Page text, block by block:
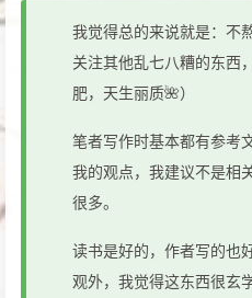
我觉得总的来说就是：不
关注其他乱七八糟的东西
肥，天生丽质🌺）
笔者写作时基本都有参考
我的观点，我建议不是相
很多。
读书是好的，作者写的也
观外，我觉得这东西很玄学